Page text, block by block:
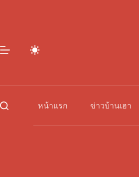
หน้าแรก ข่าวบ้านเฮา